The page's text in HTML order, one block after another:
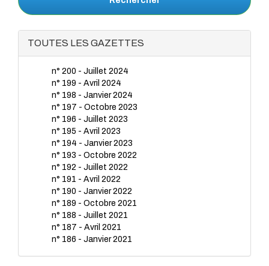
TOUTES LES GAZETTES
n° 200 - Juillet 2024
n° 199 - Avril 2024
n° 198 - Janvier 2024
n° 197 - Octobre 2023
n° 196 - Juillet 2023
n° 195 - Avril 2023
n° 194 - Janvier 2023
n° 193 - Octobre 2022
n° 192 - Juillet 2022
n° 191 - Avril 2022
n° 190 - Janvier 2022
n° 189 - Octobre 2021
n° 188 - Juillet 2021
n° 187 - Avril 2021
n° 186 - Janvier 2021